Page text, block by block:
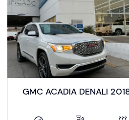
VOLKSWAGEN TIGUAN IQ